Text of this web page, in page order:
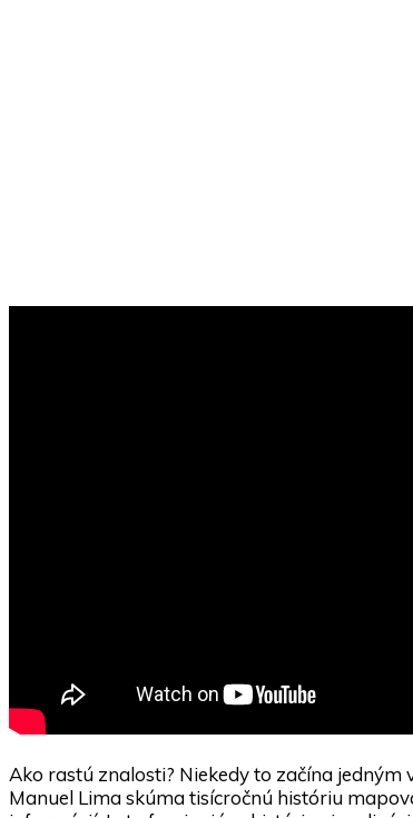
Ako rastú znalosti? Niekedy to začína
Manuel Lima skúma tisícročnú históriu